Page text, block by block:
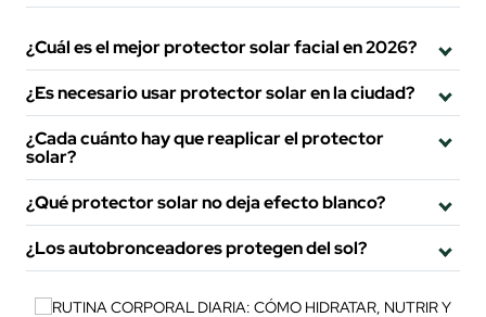
¿Cuál es el mejor protector solar facial en 2026?
¿Es necesario usar protector solar en la ciudad?
¿Cada cuánto hay que reaplicar el protector
solar?
¿Qué protector solar no deja efecto blanco?
¿Los autobronceadores protegen del sol?